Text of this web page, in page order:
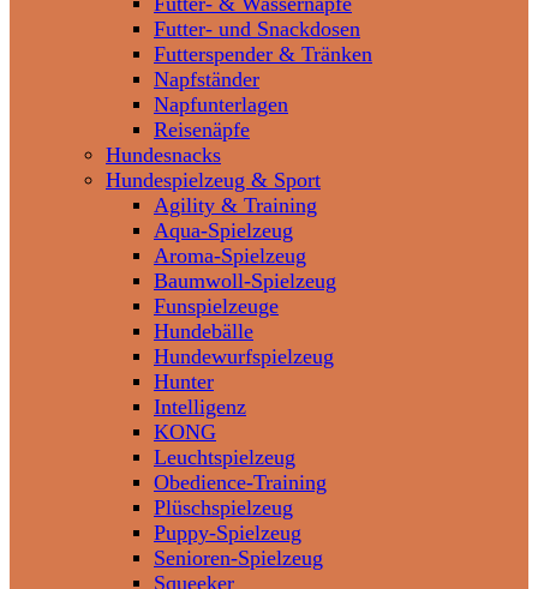
Futter- und Snackdosen
Futterspender & Tränken
Napfständer
Napfunterlagen
Reisenäpfe
Hundesnacks
Hundespielzeug & Sport
Agility & Training
Aqua-Spielzeug
Aroma-Spielzeug
Baumwoll-Spielzeug
Funspielzeuge
Hundebälle
Hundewurfspielzeug
Hunter
Intelligenz
KONG
Leuchtspielzeug
Obedience-Training
Plüschspielzeug
Puppy-Spielzeug
Senioren-Spielzeug
Squeeker